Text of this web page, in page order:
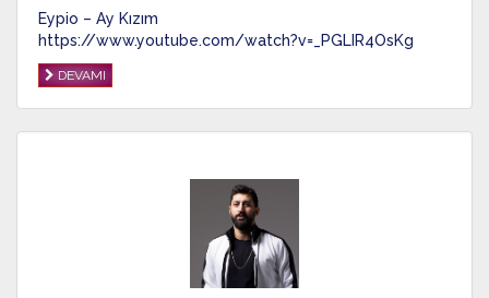
Eypio – Ay Kızım
https://www.youtube.com/watch?v=_PGLIR4OsKg
DEVAMI